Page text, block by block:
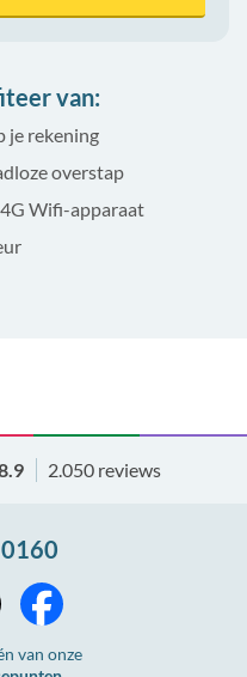
van:
je rekening
overstap
Wifi-apparaat
2.050 reviews
van onze